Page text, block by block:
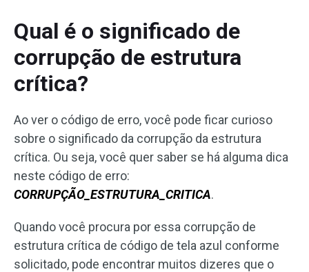
Qual é o significado de
corrupção de estrutura
crítica?
Ao ver o código de erro, você pode ficar curioso
sobre o significado da corrupção da estrutura
crítica. Ou seja, você quer saber se há alguma dica
neste código de erro:
CORRUPÇÃO_ESTRUTURA_CRITICA.
Quando você procura por essa corrupção de
estrutura crítica de código de tela azul conforme
solicitado, pode encontrar muitos dizeres que o